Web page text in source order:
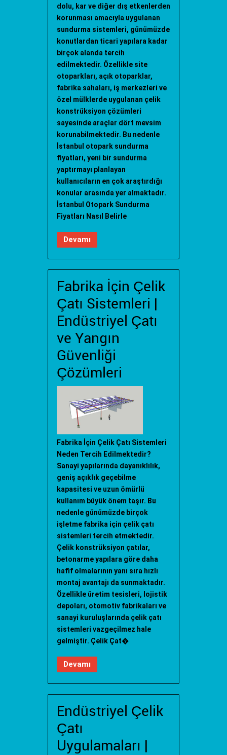
dolu, kar ve diğer dış etkenlerden
korunması amacıyla uygulanan
sundurma sistemleri, günümüzde
konutlardan ticari yapılara kadar
birçok alanda tercih
edilmektedir. Özellikle site
otoparkları, açık otoparklar,
fabrika sahaları, iş merkezleri ve
özel mülklerde uygulanan çelik
konstrüksiyon çözümleri
sayesinde araçlar dört mevsim
korunabilmektedir. Bu nedenle
İstanbul otopark sundurma
fiyatları, yeni bir sundurma
yaptırmayı planlayan
kullanıcıların en çok araştırdığı
konular arasında yer almaktadır.
İstanbul Otopark Sundurma
Fiyatları Nasıl Belirle
Devamı
Fabrika İçin Çelik
Çatı Sistemleri |
Endüstriyel Çatı
ve Yangın
Güvenliği
Çözümleri
Fabrika İçin Çelik Çatı Sistemleri
Neden Tercih Edilmektedir?
Sanayi yapılarında dayanıklılık,
geniş açıklık geçebilme
kapasitesi ve uzun ömürlü
kullanım büyük önem taşır. Bu
nedenle günümüzde birçok
işletme fabrika için çelik çatı
sistemleri tercih etmektedir.
Çelik konstrüksiyon çatılar,
betonarme yapılara göre daha
hafif olmalarının yanı sıra hızlı
montaj avantajı da sunmaktadır.
Özellikle üretim tesisleri, lojistik
depoları, otomotiv fabrikaları ve
sanayi kuruluşlarında çelik çatı
sistemleri vazgeçilmez hale
gelmiştir. Çelik Çat�
Devamı
Endüstriyel Çelik
Çatı
Uygulamaları |